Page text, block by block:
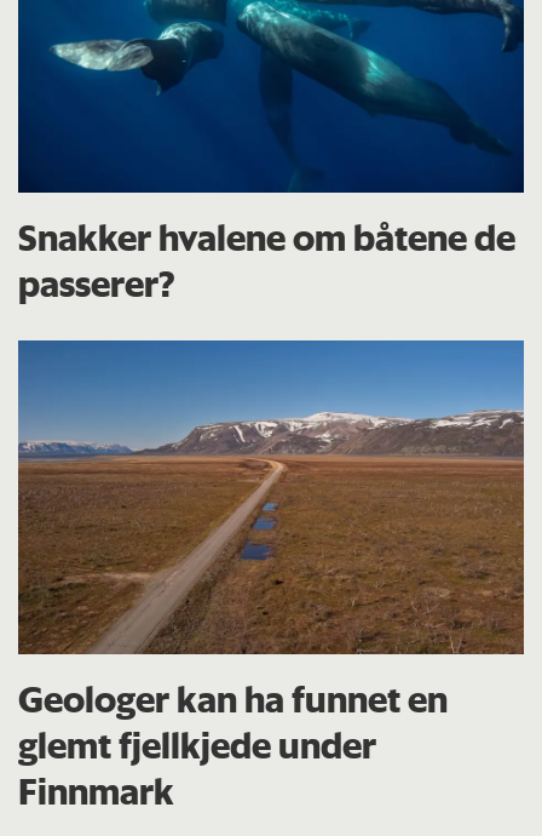
Snakker hvalene om båtene de
passerer?
Geologer kan ha funnet en
glemt fjellkjede under
Finnmark